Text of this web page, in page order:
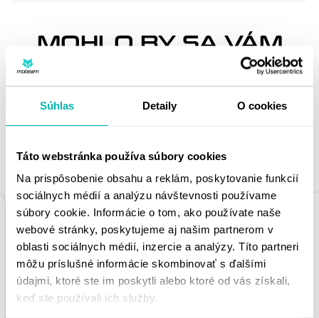
Súhlas Detaily O cookies
Táto webstránka používa súbory cookies
Na prispôsobenie obsahu a reklám, poskytovanie funkcií
sociálnych médií a analýzu návštevnosti používame
súbory cookie. Informácie o tom, ako používate naše
webové stránky, poskytujeme aj našim partnerom v
oblasti sociálnych médií, inzercie a analýzy. Títo partneri
môžu príslušné informácie skombinovať s ďalšími
údajmi, ktoré ste im poskytli alebo ktoré od vás získali,
keď ste používali ich služby.
MOHLO BY SA VÁM
PODOBNÉ PRODUKTY